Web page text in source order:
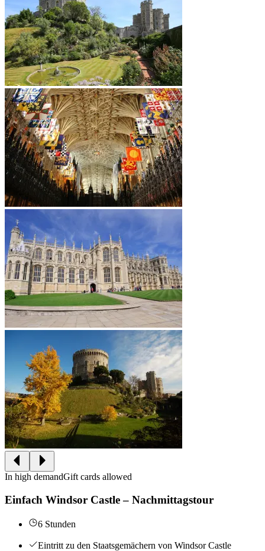
In high demandGift cards allowed
Einfach Windsor Castle – Nachmittagstour
6 Stunden
Eintritt zu den Staatsgemächern von Windsor Castle